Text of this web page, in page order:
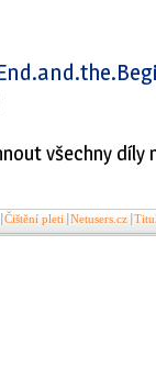
všechny díly
Čištění pleti Netusers.cz